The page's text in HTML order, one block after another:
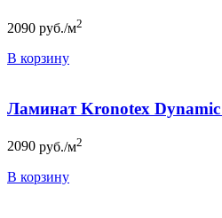
2090 руб./м2
В корзину
Ламинат Kronotex Dynamic
2090 руб./м2
В корзину